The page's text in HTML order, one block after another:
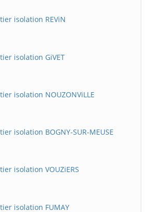
isolation REViN
isolation GiVET
isolation NOUZONViLLE
isolation BOGNY-SUR-MEUSE
isolation VOUZiERS
isolation FUMAY